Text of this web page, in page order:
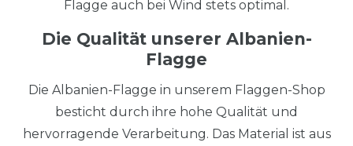
Flagge auch bei Wind stets optimal.
Die Qualität unserer Albanien-
Flagge
Die Albanien-Flagge in unserem Flaggen-Shop
besticht durch ihre hohe Qualität und
hervorragende Verarbeitung. Das Material ist aus